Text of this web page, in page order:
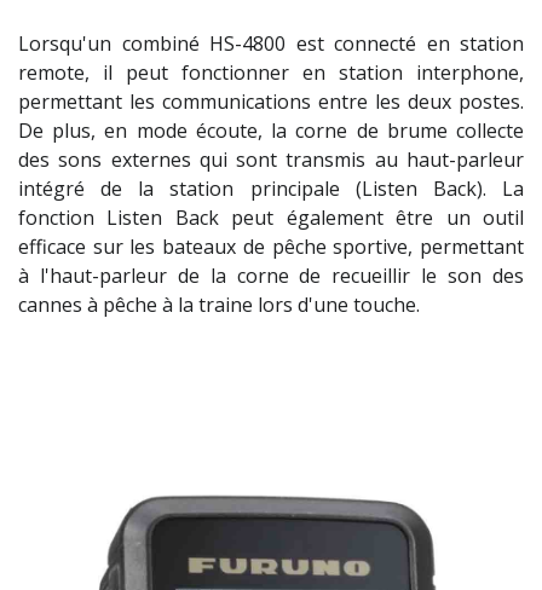
Lorsqu'un combiné HS-4800 est connecté en station
remote, il peut fonctionner en station interphone,
permettant les communications entre les deux postes.
De plus, en mode écoute, la corne de brume collecte
des sons externes qui sont transmis au haut-parleur
intégré de la station principale (Listen Back). La
fonction Listen Back peut également être un outil
efficace sur les bateaux de pêche sportive, permettant
à l'haut-parleur de la corne de recueillir le son des
cannes à pêche à la traine lors d'une touche.